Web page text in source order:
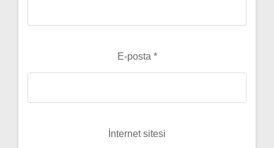
E-posta *
İnternet sitesi